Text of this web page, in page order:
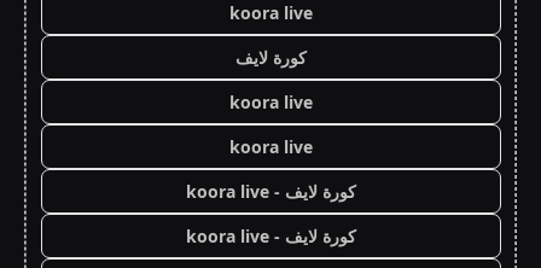
koora live
كورة لايف
koora live
koora live
كورة لايف - koora live
كورة لايف - koora live